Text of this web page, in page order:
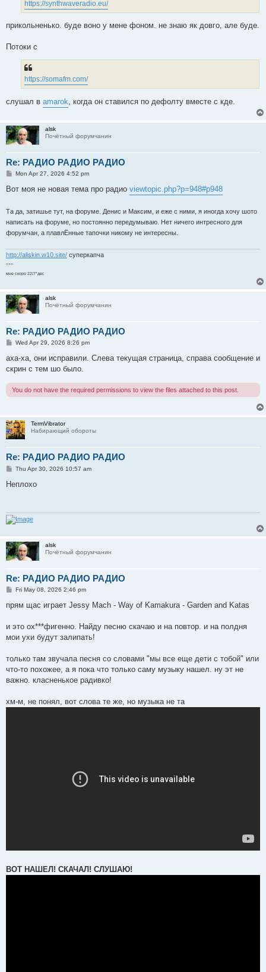
https://synthwaveradio.eu/
прикольненько. буде воно у мене фоном. не знаю як довго, але буде.
Потоки с
https://somafm.com/
слушал в amarok , когда он ставился по дефолту вместе с кде.
alsk
Почётный форумчанин
Re: РАДИО РАДИО РАДИО
P
s
Mon Apr 27, 2026 4:52 pm
Вот моя не новая тема про радио viewtopic.php?p=948#p948
Та да, затишье тут, на форуме. Денис и Максим, и еже с ними, я иногда хочу шото
написать на форуме, но постоянно передумываю. Нет ничего интресного для
форумчан, а плавлЁнные тапочки никому не интересны.
http://aliskin.w10.site/ суперкапча
---
мне скоро 22/7*дес
alsk
Почётный форумчанин
Re: РАДИО РАДИО РАДИО
P
s
Wed Apr 29, 2026 8:26 pm
аха-ха, они исправили. Слева текущая страница, справа сообщение и
скрин с тем шо было.
You do not have the required permissions to view the files attached to this post.
TermVibrator
Набирающий обороты
Re: РАДИО РАДИО РАДИО
P
s
Thu Apr 30, 2026 10:57 am
Неплохо
alsk
Почётный форумчанин
Re: РАДИО РАДИО РАДИО
P
s
Fri May 08, 2026 2:46 pm
прям щас играет Jessy Mach - Way of Kamakura - Garden and Katas
и это ох***фигенно. Найду песню скачаю и на повтор. и на полдня
мои ухи будут залипать!
только там звучала песня со словами "мы все еще дети с тобой" или
что-то похожее, а я пока что только саму музыку нашел. ну эт не
важно. класненькое радивко!
хм-м, не понял, вот слова те же, но музыка не та
ВОТ НАШЕЛ! СКАЧАЛ! СЛУШАЮ!